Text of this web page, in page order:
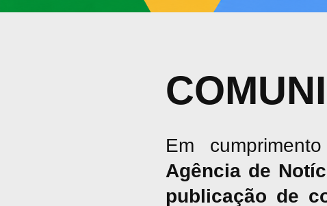
Em
Agência de
publicação de